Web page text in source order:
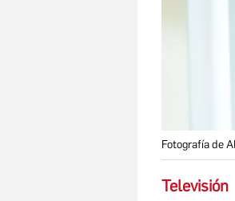
Fotografía de
Televisión